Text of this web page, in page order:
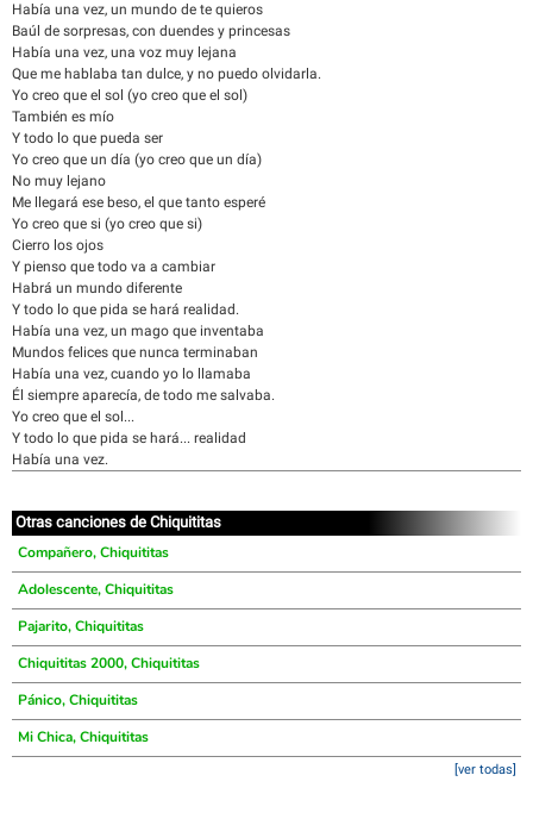
Había una vez, un mundo de te quieros
Baúl de sorpresas, con duendes y princesas
Había una vez, una voz muy lejana
Que me hablaba tan dulce, y no puedo olvidarla.
Yo creo que el sol (yo creo que el sol)
También es mío
Y todo lo que pueda ser
Yo creo que un día (yo creo que un día)
No muy lejano
Me llegará ese beso, el que tanto esperé
Yo creo que si (yo creo que si)
Cierro los ojos
Y pienso que todo va a cambiar
Habrá un mundo diferente
Y todo lo que pida se hará realidad.
Había una vez, un mago que inventaba
Mundos felices que nunca terminaban
Había una vez, cuando yo lo llamaba
Él siempre aparecía, de todo me salvaba.
Yo creo que el sol...
Y todo lo que pida se hará... realidad
Había una vez.
Otras canciones de Chiquititas
Compañero, Chiquititas
Adolescente, Chiquititas
Pajarito, Chiquititas
Chiquititas 2000, Chiquititas
Pánico, Chiquititas
Mi Chica, Chiquititas
[ver todas]